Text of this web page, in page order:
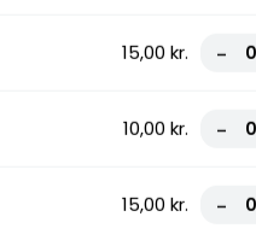
15,00 kr. -
10,00 kr. -
15,00 kr. -